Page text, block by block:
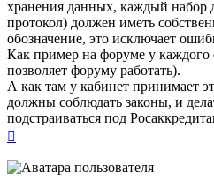
хранения данных, каждый набор
протокол) должен иметь
обозначение, это исключает
Как пример на форуме у каждого
позволяет форуму работать).
А как там у кабинет принимает
должны соблюдать законы, и
подстраиваться под
началу